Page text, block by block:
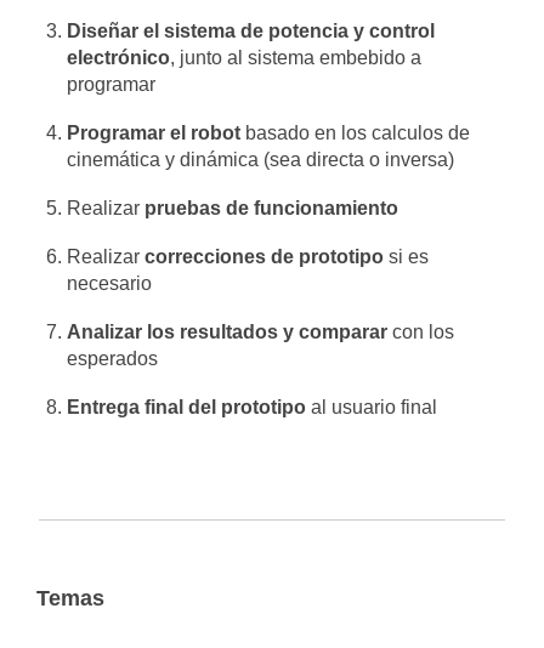
Diseñar el sistema de potencia y control
electrónico, junto al sistema embebido a
programar
Programar el robot basado en los calculos de
cinemática y dinámica (sea directa o inversa)
Realizar pruebas de funcionamiento
Realizarcorrecciones de prototipo si es
necesario
Analizar los resultados y comparar con los
esperados
Entrega final del prototipo al usuario final
Temas